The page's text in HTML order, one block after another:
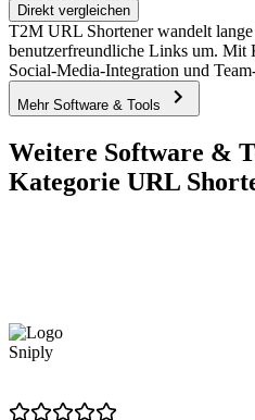
Direkt vergleichen
T2M URL Shortener wandelt
benutzerfreundliche Links um. Mit
Social-Media-Integration und
Mehr Software & Tools
Weitere Software &
Kategorie URL
Sniply